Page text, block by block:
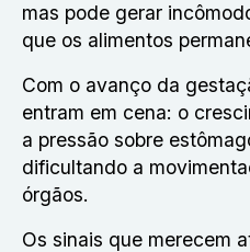
mas pode gerar
que os alimentos
Com o avanço da
entram em cena: o
a pressão sobre
dificultando a
órgãos.
Os sinais que merecem